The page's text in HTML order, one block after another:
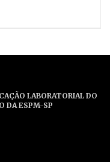
LABORATORIAL DO
DA ESPM-SP